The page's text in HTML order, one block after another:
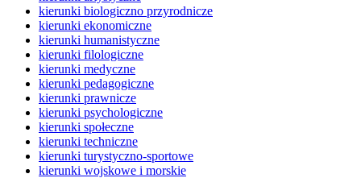
kierunki biologiczno przyrodnicze
kierunki ekonomiczne
kierunki humanistyczne
kierunki filologiczne
kierunki medyczne
kierunki pedagogiczne
kierunki prawnicze
kierunki psychologiczne
kierunki społeczne
kierunki techniczne
kierunki turystyczno-sportowe
kierunki wojskowe i morskie